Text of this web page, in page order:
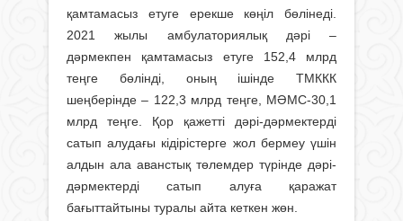
қамтамасыз етуге ерекше көңіл бөлінеді.
2021 жылы амбулаториялық дәрі –
дәрмекпен қамтамасыз етуге 152,4 млрд
теңге бөлінді, оның ішінде ТМККК
шеңберінде – 122,3 млрд теңге, МӘМС-30,1
млрд теңге. Қор қажетті дәрі-дәрмектерді
сатып алудағы кідірістерге жол бермеу үшін
алдын ала аванстық төлемдер түрінде дәрі-
дәрмектерді сатып алуға қаражат
бағыттайтыны туралы айта кеткен жөн.